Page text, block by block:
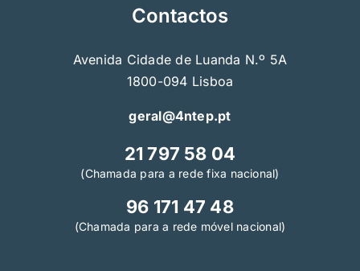
Contactos
Avenida Cidade de Luanda N.º 5A
1800-094 Lisboa
geral@4ntep.pt
21 797 58 04
(Chamada para a rede fixa nacional)
96 171 47 48
(Chamada para a rede móvel nacional)